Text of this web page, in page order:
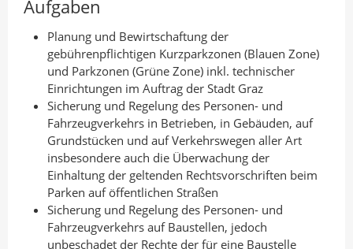
Aufgaben
Planung und Bewirtschaftung der
gebührenpflichtigen Kurzparkzonen (Blauen Zone)
und Parkzonen (Grüne Zone) inkl. technischer
Einrichtungen im Auftrag der Stadt Graz
Sicherung und Regelung des Personen- und
Fahrzeugverkehrs in Betrieben, in Gebäuden, auf
Grundstücken und auf Verkehrswegen aller Art
insbesondere auch die Überwachung der
Einhaltung der geltenden Rechtsvorschriften beim
Parken auf öffentlichen Straßen
Sicherung und Regelung des Personen- und
Fahrzeugverkehrs auf Baustellen, jedoch
unbeschadet der Rechte der für eine Baustelle